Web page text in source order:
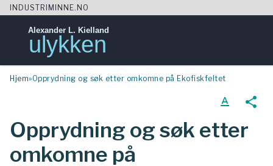
Skip
INDUSTRIMINNE.NO
Alexander L. Kielland
ulykken
Hjem»Opprydning og søk etter omkomne på Ekofiskfeltet
Opprydning og søk etter
omkomne på
text_format share